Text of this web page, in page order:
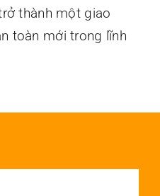
thành một giao
toàn mới trong lĩnh